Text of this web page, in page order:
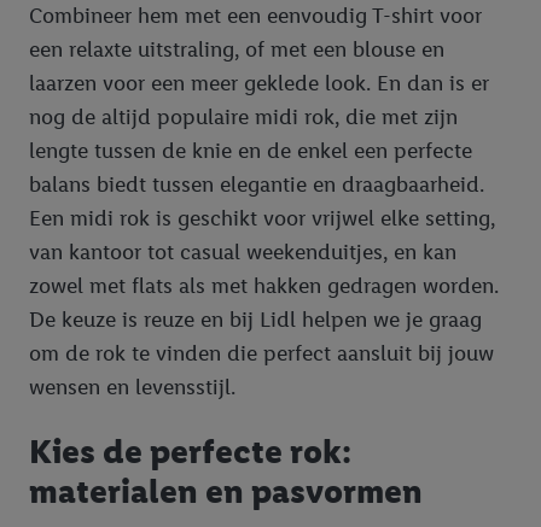
Combineer hem met een eenvoudig T-shirt voor
een relaxte uitstraling, of met een blouse en
laarzen voor een meer geklede look. En dan is er
nog de altijd populaire midi rok, die met zijn
lengte tussen de knie en de enkel een perfecte
balans biedt tussen elegantie en draagbaarheid.
Een midi rok is geschikt voor vrijwel elke setting,
van kantoor tot casual weekenduitjes, en kan
zowel met flats als met hakken gedragen worden.
De keuze is reuze en bij Lidl helpen we je graag
om de rok te vinden die perfect aansluit bij jouw
wensen en levensstijl.
Kies de perfecte rok:
materialen en pasvormen